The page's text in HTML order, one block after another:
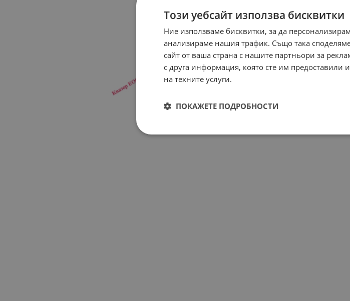
Този уебсайт използва бисквитки
Ние използваме бисквитки, за да
анализираме нашия трафик. Също така
сайт от ваша страна с нашите партньори за
с друга информация, която сте им предоставили
на техните услуги.
ПОКАЖЕТЕ ПОДРОБНОСТИ